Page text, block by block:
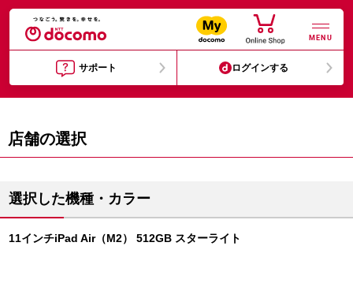
MENU
サポート ログインする
店舗の選択
選択した機種・カラー
11インチiPad Air（M2） 512GB スターライト